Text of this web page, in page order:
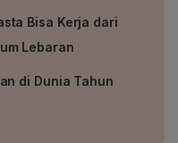
Bisa Kerja dari
Lebaran
di Dunia Tahun